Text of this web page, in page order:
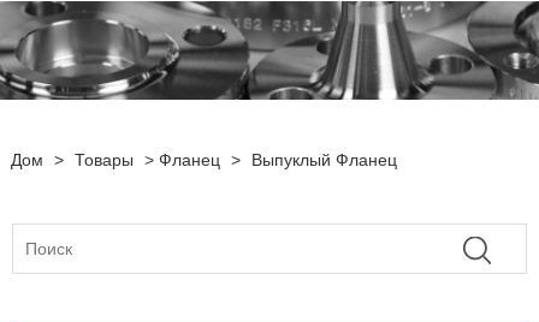
Дом > Товары > Фланец > Выпуклый Фланец